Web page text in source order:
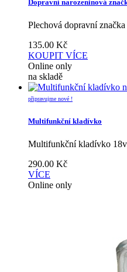
Dopravní narozeninová
Plechová dopravní
135.00 Kč
KOUPIT VÍCE
Online only
na skladě
připravujme nové !
Multifunkční kladívko
Multifunkční kladívko
290.00 Kč
VÍCE
Online only